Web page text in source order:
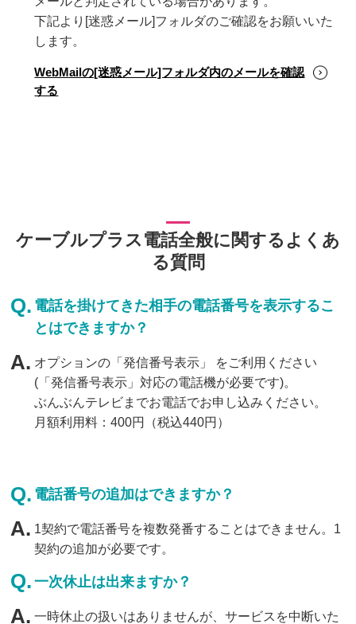
下記より[迷惑メール]フォルダのご確認をお願いいた
します。
WebMailの[迷惑メール]フォルダ内のメールを確認
する
ケーブルプラス電話全般に関するよくあ
る質問
電話を掛けてきた相手の電話番号を表示するこ
とはできますか？
オプションの「発信番号表示」 をご利用ください
(「発信番号表示」対応の電話機が必要です)。
ぶんぶんテレビまでお電話でお申し込みください。
月額利用料：400円（税込440円）
電話番号の追加はできますか？
1契約で電話番号を複数発番することはできません。1
契約の追加が必要です。
一次休止は出来ますか？
一時休止の扱いはありませんが、サービスを中断いた